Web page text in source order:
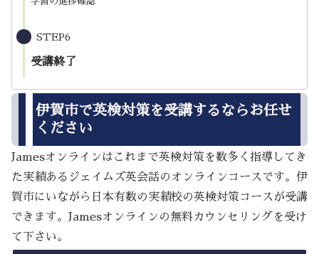
STEP6
受講終了
伊賀市で英検対策を受講するならお任せ
ください
Jamesオンラインはこれまで英検対策を数多く指導してき
た実績あるジェイムズ英会話のオンラインコースです。伊
賀市にいながら日本有数の実績校の英検対策コースが受講
できます。Jamesオンラインの無料カウンセリングを受け
て下さい。